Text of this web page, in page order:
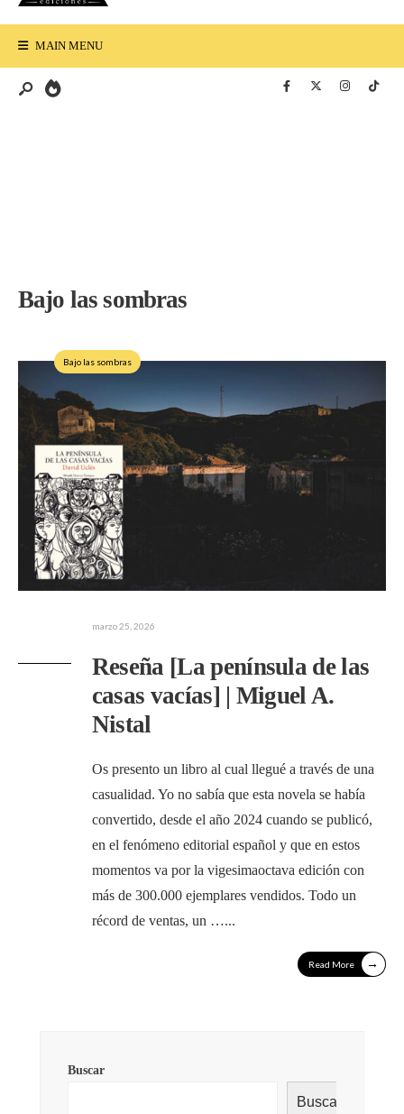
MAIN MENU
Bajo las sombras
Bajo las sombras
marzo 25, 2026
Reseña [La península de las
casas vacías] | Miguel A.
Nistal
Os presento un libro al cual llegué a través de una
casualidad. Yo no sabía que esta novela se había
convertido, desde el año 2024 cuando se publicó,
en el fenómeno editorial español y que en estos
momentos va por la vigesimaoctava edición con
más de 300.000 ejemplares vendidos. Todo un
récord de ventas, un …...
Read More →
Buscar
Buscar